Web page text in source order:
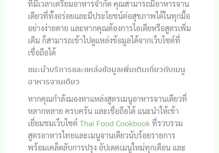
ที่มีเวลาเตรียมอาหารจำกัด คุณสามารถมีอาหารจาน
เดียวที่ทั้งอร่อยและมีประโยชน์ต่อสุขภาพได้ในทุกมื้อ
อย่างง่ายดาย และหากคุณต้องการไอเดียหรือสูตรเพิ่ม
เติม ก็สามารถเข้าไปดูแหล่งข้อมูลได้จากเว็บไซต์ที่
เชื่อถือได้
แนะนำบริการและแหล่งข้อมูลเพิ่มเติมเกี่ยวกับเมนู
อาหารจานเดียว
หากคุณกำลังมองหาแหล่งสูตรเมนูอาหารจานเดียวที่
หลากหลาย ครบครัน และเชื่อถือได้ แนะนำให้เข้า
เยี่ยมชมเว็บไซต์ Thai Food Cookbook ที่รวบรวม
สูตรอาหารไทยและเมนูจานเดียวนับร้อยรายการ
พร้อมเคล็ดลับการปรุง อัปเดตเมนูใหม่ทุกเดือน และ